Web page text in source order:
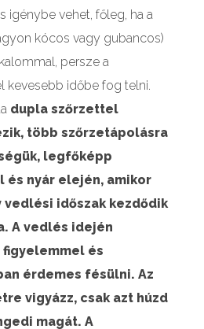
igénybe vehet, főleg, ha a
kócos vagy gubancos)
persze a
kevesebb időbe fog telni.
dupla szőrzettel
több szőrzetápolásra
legfőképp
és nyár elején, amikor
vedlési időszak kezdődik
A vedlés idején
figyelemmel és
érdemes fésülni. Az
vigyázz, csak azt húzd
magát. A